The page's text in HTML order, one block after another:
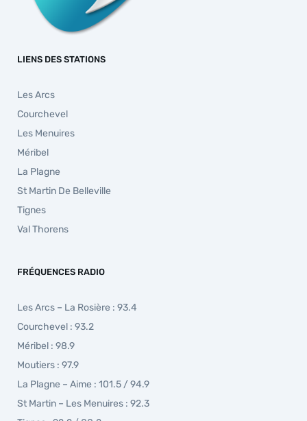
LIENS DES STATIONS
Les Arcs
Courchevel
Les Menuires
Méribel
La Plagne
St Martin De Belleville
Tignes
Val Thorens
FRÉQUENCES RADIO
Les Arcs – La Rosière : 93.4
Courchevel : 93.2
Méribel : 98.9
Moutiers : 97.9
La Plagne – Aime : 101.5 / 94.9
St Martin – Les Menuires : 92.3